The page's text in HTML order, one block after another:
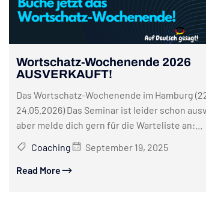
Wortschatz-Wochenende 2026
AUSVERKAUFT!
Das Wortschatz-Wochenende im Hamburg
24.05.2026) Das Seminar ist leider schon
aber melde dich gern für die Warteliste an:...
Coaching
September 19, 2025
Read More